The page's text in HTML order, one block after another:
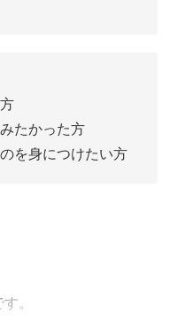
たかった方
を身につけたい方
。